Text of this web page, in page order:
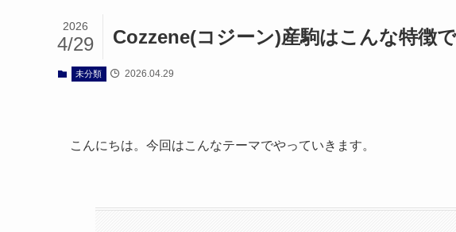
Cozzene(コジーン)産駒はこんな特徴で
2026
4/29
未分類 2026.04.29
こんにちは。今回はこんなテーマでやっていきます。